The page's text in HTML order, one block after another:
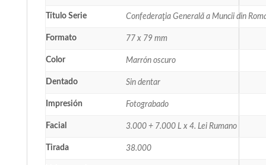
Título Serie Confederaţia Generală a Muncii din
Formato 77 x 79 mm
Color Marrón oscuro
Dentado Sin dentar
Impresión Fotograbado
Facial 3.000 + 7.000 L x 4. Lei Rumano
Tirada 38.000